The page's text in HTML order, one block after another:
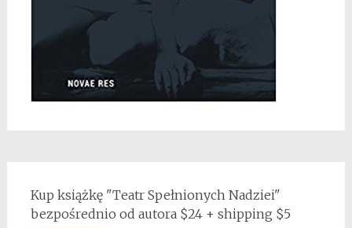
Kup książkę "Teatr Spełnionych Nadziei"
bezpośrednio od autora $24 + shipping $5